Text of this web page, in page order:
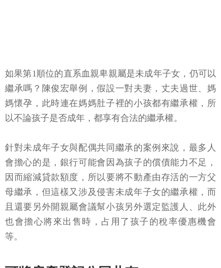
如果第1順位的直系血親卑親屬是未成年子女，仍可以
繼承嗎？陳俊宏舉例，假設一對夫妻，丈夫過世、媽
媽懷孕，此時連在媽媽肚子裡的小孩都有繼承權，所
以不論孩子是否成年，都享有合法的繼承權。
針對未成年子女與配偶共同繼承的案例來說，最多人
會擔心的是，銀行可能會因為孩子的償債能力不足，
因而縮減貸款額度，所以要將不動產由存活的一方父
母繼承，但這樣又涉及侵害未成年子女的繼承權，而
且還要另外開親屬會議幫小孩另外選定監護人、此外
也會擔心將來出售時，占用了孩子的稅率優惠機會
等。